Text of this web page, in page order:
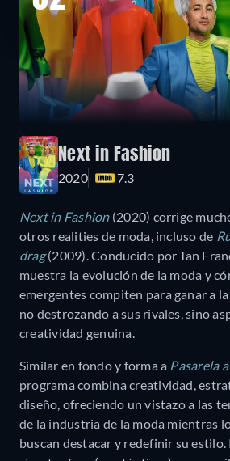
Next in Fashion
2020 7.3
Next in Fashion(2020) corrige
otros realities de moda, incluso de
drag(2009). Conducido por Tan
muestra la evolución de la moda y
emergentes compiten para ganar a
no destrozando a sus rivales, sino
creatividad genuina.
Similar en fondo y forma a Pasarela
programa combina creatividad,
diseño, ofreciendo un vistazo a las
de la industria de la moda mientras
buscan destacar y redefinir su